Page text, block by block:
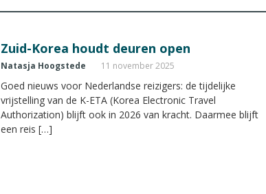
Zuid-Korea houdt deuren open
Natasja Hoogstede 11 november 2025
Goed nieuws voor Nederlandse reizigers: de tijdelijke
vrijstelling van de K-ETA (Korea Electronic Travel
Authorization) blijft ook in 2026 van kracht. Daarmee blijft
een reis […]